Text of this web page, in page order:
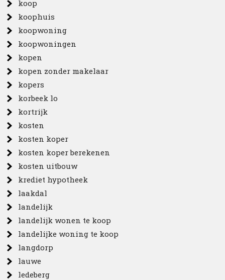
koop
koophuis
koopwoning
koopwoningen
kopen
kopen zonder makelaar
kopers
korbeek lo
kortrijk
kosten
kosten koper
kosten koper berekenen
kosten uitbouw
krediet hypotheek
laakdal
landelijk
landelijk wonen te koop
landelijke woning te koop
langdorp
lauwe
ledeberg